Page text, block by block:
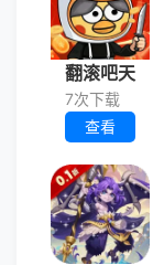
翻滚吧天
7次下载
查看